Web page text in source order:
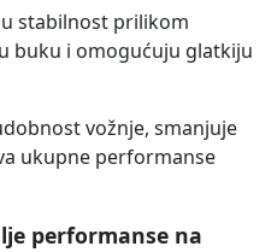
stabilnost prilikom
buku i omogućuju glatkiju
vožnje, smanjuje
ukupne performanse
performanse na